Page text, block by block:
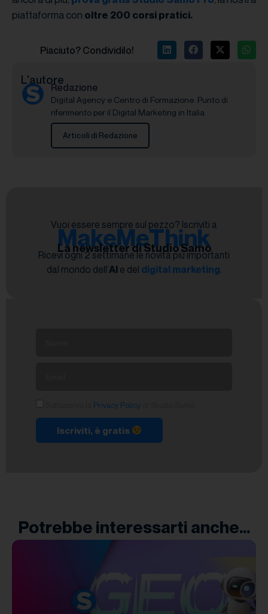
piattaforma con oltre 200 corsi pratici.
Piaciuto? Condividilo!
L'autore
Redazione
Digital Agency e Centro di Formazione. Punto di
riferimento per il Digital Marketing in Italia.
Articoli di Redazione
Vuoi essere sempre sul pezzo? Iscriviti a
MakeMeThink
La newsletter di Studio Samo
Ricevi ogni 2 settimane le novità più importanti
dal mondo dell’AI e del digital marketing.
Privacy Policy
Iscriviti, è gratis
Potrebbe interessarti anche...